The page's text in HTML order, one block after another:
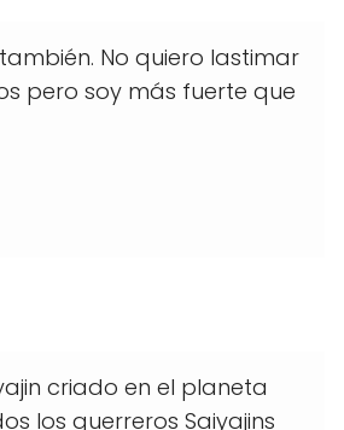
No quiero lastimar
pero soy más fuerte que
criado en el planeta
los guerreros Saiyajins